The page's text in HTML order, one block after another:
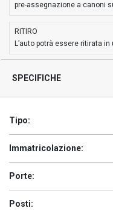
pre-assegnazione a canoni
RITIRO
L’auto potrà essere ritirata
SPECIFICHE
Tipo:
Immatricolazione:
Porte:
Posti: